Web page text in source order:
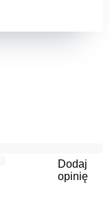
Dodaj
opinię